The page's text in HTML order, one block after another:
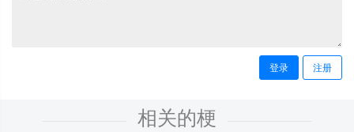
登录 注册
相关的梗